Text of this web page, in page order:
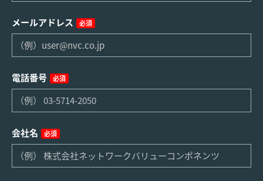
メールアドレス 必須
電話番号 必須
会社名 必須